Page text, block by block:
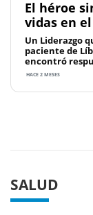
El héroe
vidas en
Un Liderazgo
paciente de
encontró
HACE 2 MESES
SALUD